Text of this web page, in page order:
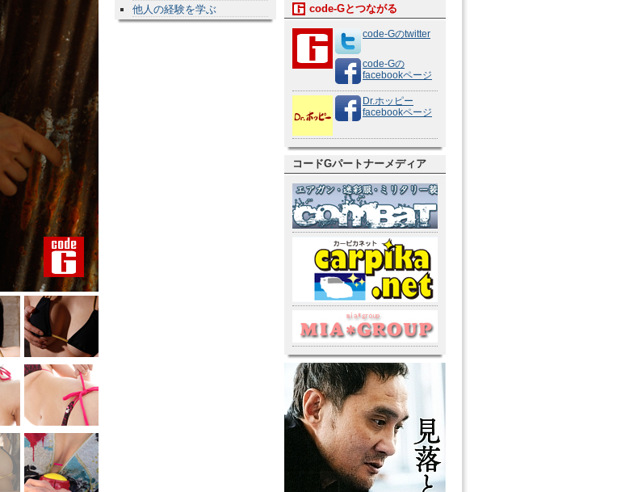
他人の経験を学ぶ
code-Gとつながる
code-Gのtwitter
code-Gの
facebookページ
Dr.ホッピー
facebookページ
コードGパートナーメディア